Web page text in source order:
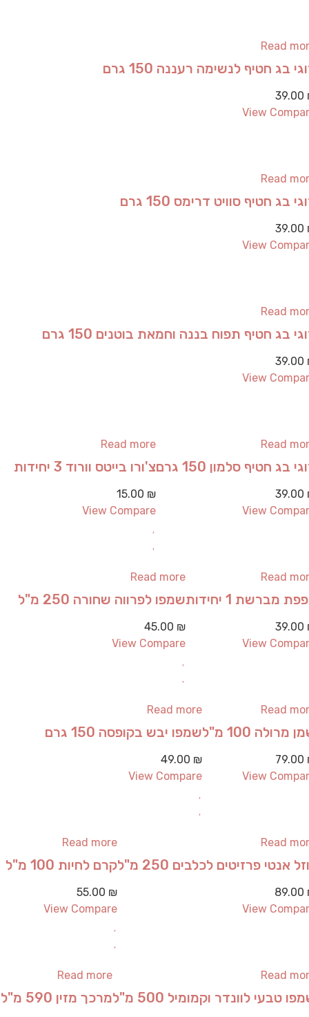
Read
בג חטיף לנשימה רעננה 150 גרם
39.00
View
Read
בג חטיף סוויט דרימס 150 גרם
39.00
View
Read
בג חטיף תפוח בננה וחמאת בוטנים 150 גרם
39.00
View
Read
בג חטיף סלמון 150 גרם
39.00
View
Read more
צ'ורו בייטס וורוד 3 יחידות
15.00 ₪
View Compare
Read
מברשת 1 יחידות
39.00
View
Read more
שמפו לפרווה שחורה 250 מ"ל
45.00 ₪
View Compare
Read
מרולה 100 מ"ל
79.00
View
Read more
שמפו יבש בקופסה 150 גרם
49.00 ₪
View Compare
Read
אנטי פרזיטים לכלבים 250 מ"ל
89.00
View
Read more
קרם לחיות 100 מ"ל
55.00 ₪
View Compare
Read
טבעי לוונדר וקמומיל 500 מ"ל
Read more
מרכך מזין 590 מ"ל